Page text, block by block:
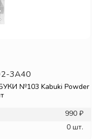
3A40
№103 Kabuki Powder
990 ₽
0 шт.